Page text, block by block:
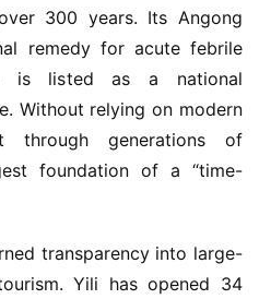
300 years. Its Angong
remedy for acute febrile
is listed as a national
Without relying on modern
generations of
foundation of a “time-
transparency into large-
Yili has opened 34